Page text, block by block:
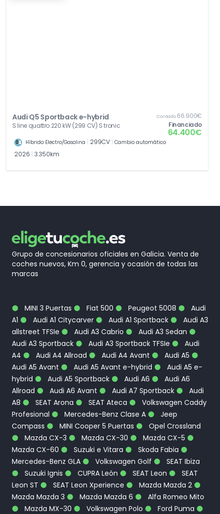
Audi Q5 Sportback e-hybrid
S line quattro 220 kW (299 CV) S tronic
Contado66.900€
Financiado
64.400€
Híbrido Electro/Gasolina 299CV Cambio automático
2026 3.350km
Grupo de concesionarios oficiales en Galicia. Venta de
coches nuevos, Km 0, gerencia y ocasión de todas las
marcas
MINI 3 Puertas Fiat 500 Peugeot 5008
Audi
A1
Audi A1 Citycarver Audi A1 Sportback
Audi A3
allstreet TFSIe
Audi A3 Cabrio
Audi A3 Sedan
Audi A3 Sportback
Audi A3 Sportback TFSIe
Audi
A4
Audi A4 Allroad Audi A4 Avant
Audi A5
Audi A5 Avant
Audi A5 Avant e-hybrid
Audi A5 e-
hybrid
Audi A5 Sportback Audi A6
Audi A6
Allroad
Audi A6 Avant Audi A7 Sportback
Audi
A8
SEAT Arona SEAT Ateca
Volkswagen Caddy
Profesional
Mercedes-Benz Clase A
Jeep
Compass
MINI Cooper 5 Puertas
Opel Crossland
Mazda CX-3
Mazda CX-30
Mazda CX-5
Mazda CX-60
Suzuki e Vitara
Skoda Fabia
Mercedes-Benz GLA
Volkswagen Golf
SEAT Ibiza
Suzuki Ignis
CUPRA León SEAT Leon
SEAT
Leon ST
SEAT Leon Xperience
Mazda Mazda 2
Mazda Mazda 3
Mazda Mazda 6
Alfa Romeo Mito
Mazda MX-30
Volkswagen Polo
Ford Puma